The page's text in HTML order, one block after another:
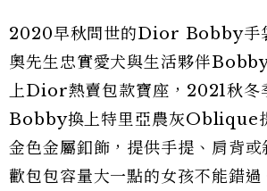
2020早秋問世的Dior Bobby手
奧先生忠實愛犬與生活夥伴
上Dior熱賣包款寶座，2021秋
Bobby換上特里亞農灰Oblique
金色金屬釦飾，提供手提、肩背或
歡包包容量大一點的女孩不能錯過